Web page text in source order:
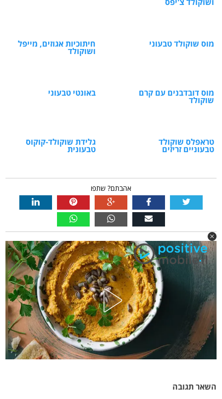
מוס שוקולד טבעוני חיתוכיות אגוזים, מייפל
ושוקולד
מוס דובדבנים עם קרם
שוקולד
באונטי טבעוני
טראפלס שוקולד
טבעוניים זריזים
גלידת שוקולד-קוקוס
טבעונית
אהבתם? שתפו
השאר תגובה